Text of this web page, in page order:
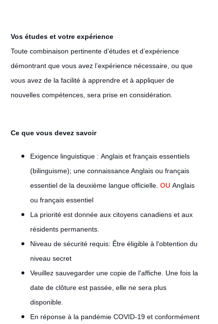
Vos études et votre expérience
Toute combinaison pertinente d’études et d’expérience
démontrant que vous avez l’expérience nécessaire, ou que
vous avez de la facilité à apprendre et à appliquer de
nouvelles compétences, sera prise en considération.
Ce que vous devez savoir
Exigence linguistique : Anglais et français essentiels
(bilinguisme); une connaissance Anglais ou français
essentiel de la deuxième langue officielle. OU Anglais
ou français essentiel
La priorité est donnée aux citoyens canadiens et aux
résidents permanents.
Niveau de sécurité requis: Être éligible à l'obtention du
niveau secret
Veuillez sauvegarder une copie de l'affiche. Une fois la
date de clôture est passée, elle ne sera plus
disponible.
En réponse à la pandémie COVID-19 et conformément